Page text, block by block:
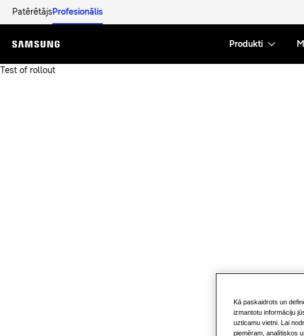
PatērētājsProfesionālis
Menu
Produkti
Test of rollout
Kā paskaidrots un
izmantotu informāciju
uzticamu vietni. Lai
piemēram, analītiskos